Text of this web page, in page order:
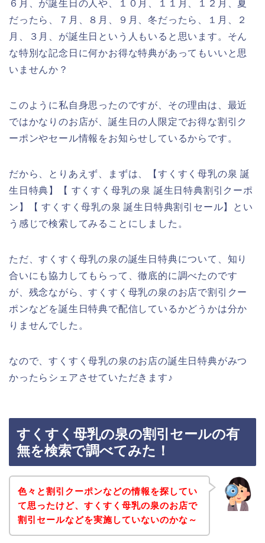
６月、が誕生日の人や、１０月、１１月、１２月、夏
だったら、７月、８月、９月、冬だったら、１月、２
月、３月、が誕生日という人もいると思います。そん
な特別な記念日に何かお得な特典があってもいいと思
いませんか？
このように私自身思ったのですが、その理由は、最近
ではかなりのお店が、誕生日の人限定でお得な割引ク
ーポンやセール情報をお知らせしているからです。
だから、とりあえず、まずは、【すくすく母乳の泉 誕
生日特典】【 すくすく母乳の泉 誕生日特典割引クーポ
ン】【 すくすく母乳の泉 誕生日特典割引セール】とい
う感じで検索してみることにしました。
ただ、すくすく母乳の泉の誕生日特典について、知り
合いにも協力してもらって、徹底的に調べたのです
が、残念ながら、すくすく母乳の泉のお店で割引クー
ポンなどを誕生日特典で配信しているかどうかは分か
りませんでした。
なので、すくすく母乳の泉のお店の誕生日特典がみつ
かったらシェアさせていただきます♪
すくすく母乳の泉の割引セールの有
無を検索で調べてみた！
色々と割引クーポンなどの情報を探してい
て思ったけど、すくすく母乳の泉のお店で
割引セールなどを実施していないのかな～